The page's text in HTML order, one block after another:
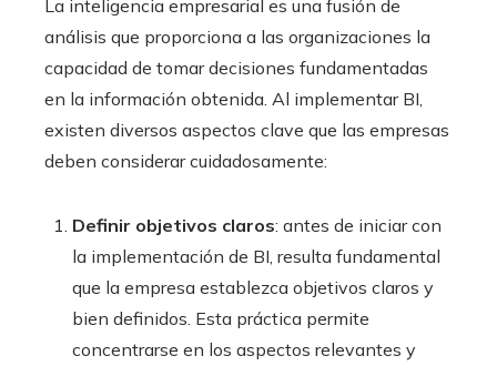
La inteligencia empresarial es una fusión de
análisis que proporciona a las organizaciones la
capacidad de tomar decisiones fundamentadas
en la información obtenida. Al implementar BI,
existen diversos aspectos clave que las empresas
deben considerar cuidadosamente:
Definir objetivos claros: antes de iniciar con
la implementación de BI, resulta fundamental
que la empresa establezca objetivos claros y
bien definidos. Esta práctica permite
concentrarse en los aspectos relevantes y